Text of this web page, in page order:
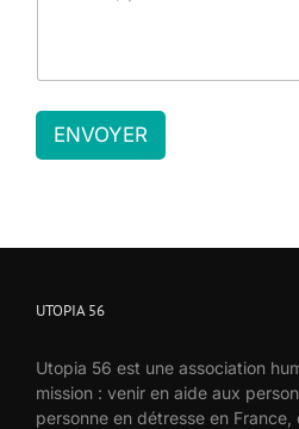
ENVOYER
UTOPIA 56
Utopia 56 est une association
mission : venir en aide aux
personne en détresse en